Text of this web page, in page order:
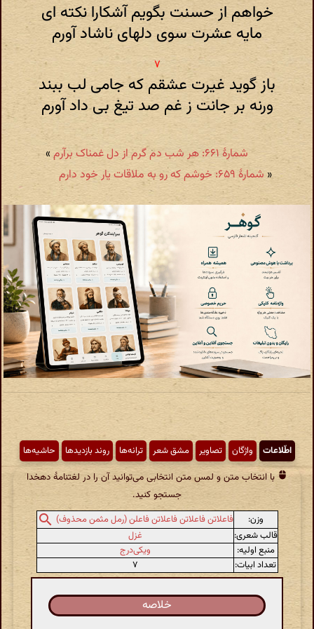
خواهم از حسنت بگویم آشکارا نکته ای
مایه عشرت سوی دلهای ناشاد آورم
باز گوید غیرت عشقم که جامی لب ببند
ورنه بر جانت ز غم صد تیغ بی داد آورم
شمارهٔ ۶۶۱: هر شب دم گرم از دل غمناک برآرم
»
« شمارهٔ ۶۵۹: خوشم که رو به ملاقات یار خود دارم
اطّلاعات واژگان تصاویر مشق شعر ترانه‌ها روند بازدیدها حاشیه‌ها
با انتخاب متن و لمس متن انتخابی می‌توانید آن را در لغتنامهٔ دهخدا
جستجو کنید.
وزن:
فاعلاتن فاعلاتن فاعلاتن فاعلن (رمل مثمن محذوف)
قالب شعری:
غزل
منبع اولیه:
ویکی‌درج
تعداد ابیات:
۷
خلاصه